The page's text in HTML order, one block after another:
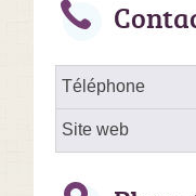
Téléphone
Site web